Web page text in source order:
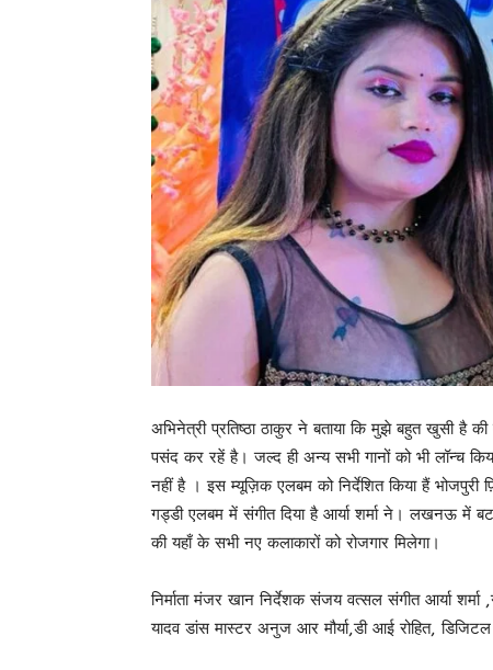
अभिनेत्री प्रतिष्ठा ठाकुर ने बताया कि मुझे बहुत खुसी है
पसंद कर रहें है। जल्द ही अन्य सभी गानों को भी लॉन्च
नहीं है । इस म्यूज़िक एलबम को निर्देशित किया हैं
गड्डी एलबम में संगीत दिया है आर्या शर्मा ने। लखनऊ में
की यहाँ के सभी नए कलाकारों को रोजगार मिलेगा।
निर्माता मंजर खान निर्देशक संजय वत्सल संगीत आर्या
यादव डांस मास्टर अनुज आर मौर्या,डी आई रोहित,